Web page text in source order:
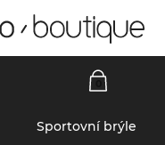
Sportovní brýle